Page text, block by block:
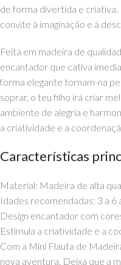
de forma divertida e criativa.
convite à imaginação e à
Feita em madeira de
encantador que cativa
forma elegante tornam-na
soprar, o teu filho irá criar
ambiente de alegria e
a criatividade e a
Características
Material: Madeira de alta
Idades recomendadas: 3 a 6
Design encantador com
Estimula a criatividade e a
Com a Mini Flauta de
nova aventura. Deixa que a